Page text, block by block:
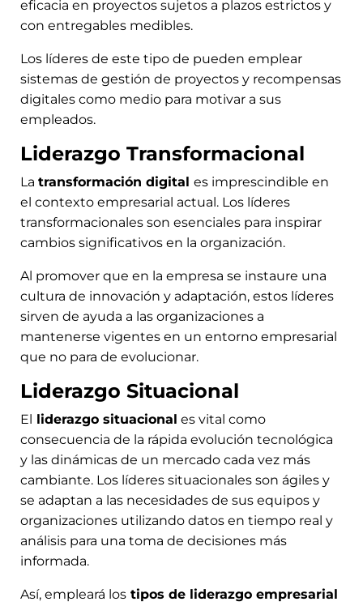
eficacia en proyectos sujetos a plazos estrictos y
con entregables medibles.
Los líderes de este tipo de pueden emplear
sistemas de gestión de proyectos y recompensas
digitales como medio para motivar a sus
empleados.
Liderazgo Transformacional
La transformación digital es imprescindible en
el contexto empresarial actual. Los líderes
transformacionales son esenciales para inspirar
cambios significativos en la organización.
Al promover que en la empresa se instaure una
cultura de innovación y adaptación, estos líderes
sirven de ayuda a las organizaciones a
mantenerse vigentes en un entorno empresarial
que no para de evolucionar.
Liderazgo Situacional
El liderazgo situacional es vital como
consecuencia de la rápida evolución tecnológica
y las dinámicas de un mercado cada vez más
cambiante. Los líderes situacionales son ágiles y
se adaptan a las necesidades de sus equipos y
organizaciones utilizando datos en tiempo real y
análisis para una toma de decisiones más
informada.
Así, empleará los tipos de liderazgo empresarial